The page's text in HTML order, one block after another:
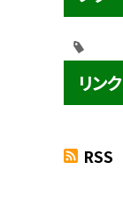
リンク
RSS